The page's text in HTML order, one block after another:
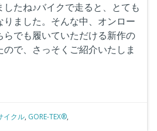
たね♪バイクで走ると、とても
ました。そんな中、オンロー
らでも履いていただける新作の
で、さっそくご紹介いたしま
イクル, GORE-TEX®,